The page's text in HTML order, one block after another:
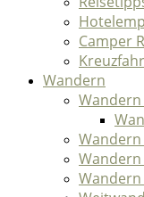
Camper
Wandern
Wandern